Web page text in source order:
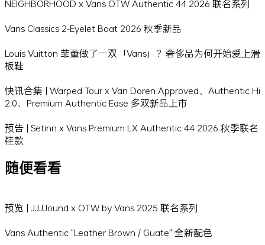
NEIGHBORHOOD x Vans OTW Authentic 44 2026 联名系列
Vans Classics 2-Eyelet Boat 2026 秋季新品
Louis Vuitton 菲董做了一双「Vans」？奢侈品为何开始爱上滑
板鞋
快讯合集 | Warped Tour x Van Doren Approved、Authentic Hi
2.0、Premium Authentic Ease 多双新品上市
预告 | Setinn x Vans Premium LX Authentic 44 2026 秋季联名
鞋款
随便看看
预览 | JJJJound x OTW by Vans 2025 联名系列
Vans Authentic "Leather Brown / Guate" 全新配色